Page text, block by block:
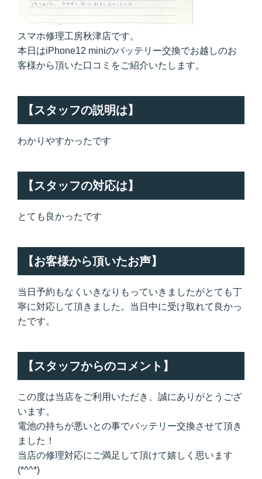
スマホ修理工房秋津店です。
本日はiPhone12 miniのバッテリー交換でお越しのお
客様から頂いた口コミをご紹介いたします。
【スタッフの説明は】
わかりやすかったです
【スタッフの対応は】
とても良かったです
【お客様から頂いたお声】
当日予約もなくいきなりもっていきましたがとても丁
寧に対応して頂きました。当日中に受け取れて良かっ
たです。
【スタッフからのコメント】
この度は当店をご利用いただき、誠にありがとうござ
います。
電池の持ちが悪いとの事でバッテリー交換させて頂き
ました！
当店の修理対応にご満足して頂けて嬉しく思います
(*^^*)